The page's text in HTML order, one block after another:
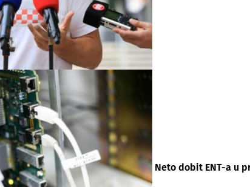
Neto dobit ENT-a u